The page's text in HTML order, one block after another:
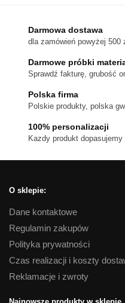
Darmowa dostawa
dla zamówień powyżej 500
Darmowe próbki
Sprawdź fakturę, grubość
Polska firma
Polskie produkty, polska
100% personalizacji
Kazdy produkt
O sklepie:
Dane kontaktowe
Regulamin zakupów
Polityka prywatności
Czas realizacji i koszty
Reklamacje i zwroty